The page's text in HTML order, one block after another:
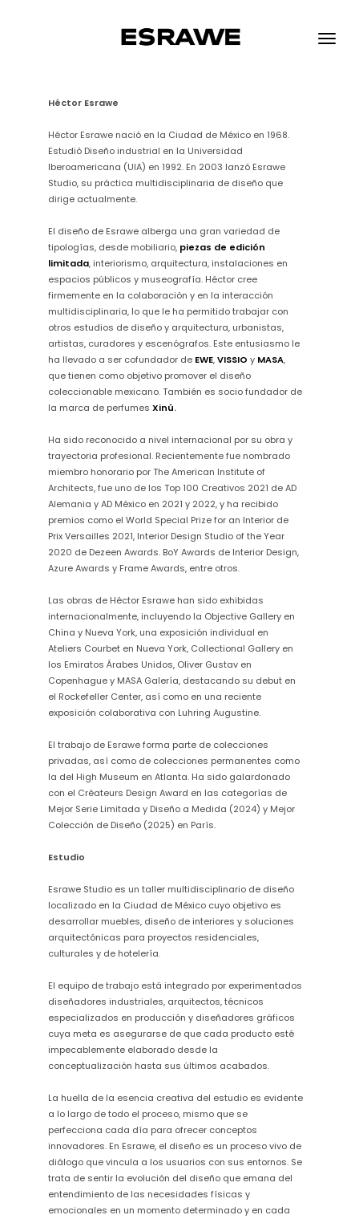
Toggle
Héctor Esrawe
Héctor Esrawe nació en la Ciudad de México en 1968.
Estudió Diseño industrial en la Universidad
Iberoamericana (UIA) en 1992. En 2003 lanzó Esrawe
Studio, su práctica multidisciplinaria de diseño que
dirige actualmente.
El diseño de Esrawe alberga una gran variedad de
tipologías, desde mobiliario, piezas de edición
limitada, interiorismo, arquitectura, instalaciones en
espacios públicos y museografía. Héctor cree
firmemente en la colaboración y en la interacción
multidisciplinaria, lo que le ha permitido trabajar con
otros estudios de diseño y arquitectura, urbanistas,
artistas, curadores y escenógrafos. Este entusiasmo le
ha llevado a ser cofundador de EWE,VISSIO y MASA,
que tienen como objetivo promover el diseño
coleccionable mexicano. También es socio fundador de
la marca de perfumes Xinú.
Ha sido reconocido a nivel internacional por su obra y
trayectoria profesional. Recientemente fue nombrado
miembro honorario por The American Institute of
Architects, fue uno de los Top 100 Creativos 2021 de AD
Alemania y AD México en 2021 y 2022, y ha recibido
premios como el World Special Prize for an Interior de
Prix Versailles 2021, Interior Design Studio of the Year
2020 de Dezeen Awards. BoY Awards de Interior Design,
Azure Awards y Frame Awards, entre otros.
Las obras de Héctor Esrawe han sido exhibidas
internacionalmente, incluyendo la Objective Gallery en
China y Nueva York, una exposición individual en
Ateliers Courbet en Nueva York, Collectional Gallery en
los Emiratos Árabes Unidos, Oliver Gustav en
Copenhague y MASA Galería, destacando su debut en
el Rockefeller Center, así como en una reciente
exposición colaborativa con Luhring Augustine.
El trabajo de Esrawe forma parte de colecciones
privadas, así como de colecciones permanentes como
la del High Museum en Atlanta. Ha sido galardonado
con el Créateurs Design Award en las categorías de
Mejor Serie Limitada y Diseño a Medida (2024) y Mejor
Colección de Diseño (2025) en París.
Estudio
Esrawe Studio es un taller multidisciplinario de diseño
localizado en la Ciudad de México cuyo objetivo es
desarrollar muebles, diseño de interiores y soluciones
arquitectónicas para proyectos residenciales,
culturales y de hotelería.
El equipo de trabajo está integrado por experimentados
diseñadores industriales, arquitectos, técnicos
especializados en producción y diseñadores gráficos
cuya meta es asegurarse de que cada producto esté
impecablemente elaborado desde la
conceptualización hasta sus últimos acabados.
La huella de la esencia creativa del estudio es evidente
a lo largo de todo el proceso, mismo que se
perfecciona cada día para ofrecer conceptos
innovadores. En Esrawe, el diseño es un proceso vivo de
diálogo que vincula a los usuarios con sus entornos. Se
trata de sentir la evolución del diseño que emana del
entendimiento de las necesidades físicas y
emocionales en un momento determinado y en cada